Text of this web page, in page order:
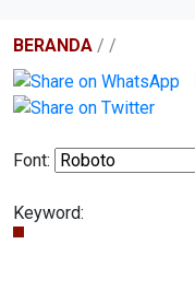
BERANDA / /
Font:
Keyword: